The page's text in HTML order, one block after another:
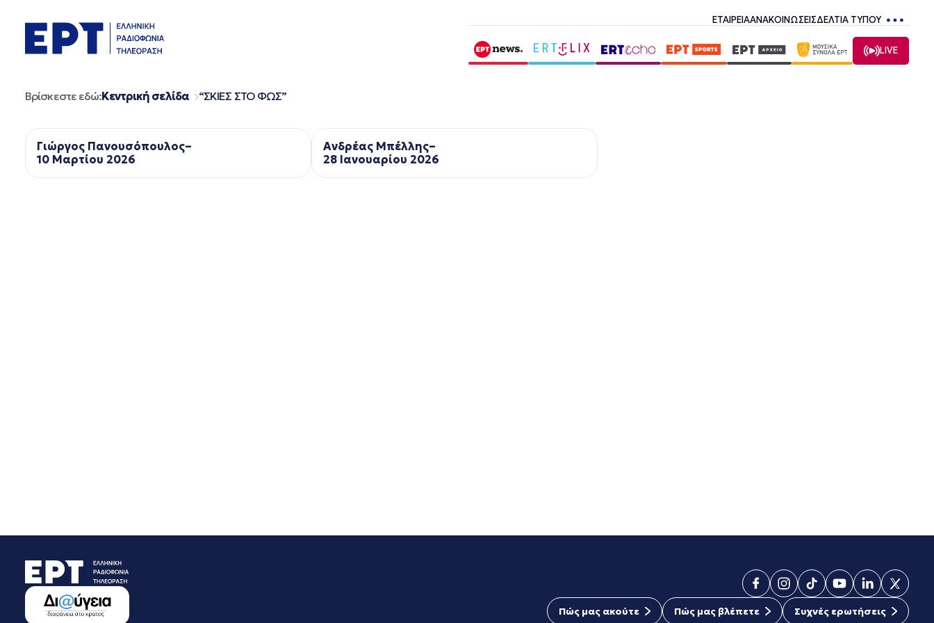
περιεχόμενο
ΕΤΑΙΡΕΙΑΑΝΑΚΟΙΝΩΣΕΙΣΔΕΛΤΙΑ ΤΥΠΟΥ
LIVE
Βρίσκεστε εδώ:Κεντρική σελίδα “ΣΚΙΕΣ ΣΤΟ ΦΩΣ”
Γιώργος Πανουσόπουλος–
10 Μαρτίου 2026
Ανδρέας Μπέλλης–
28 Ιανουαρίου 2026
Πώς μας ακούτε Πώς μας βλέπετε Συχνές ερωτήσεις